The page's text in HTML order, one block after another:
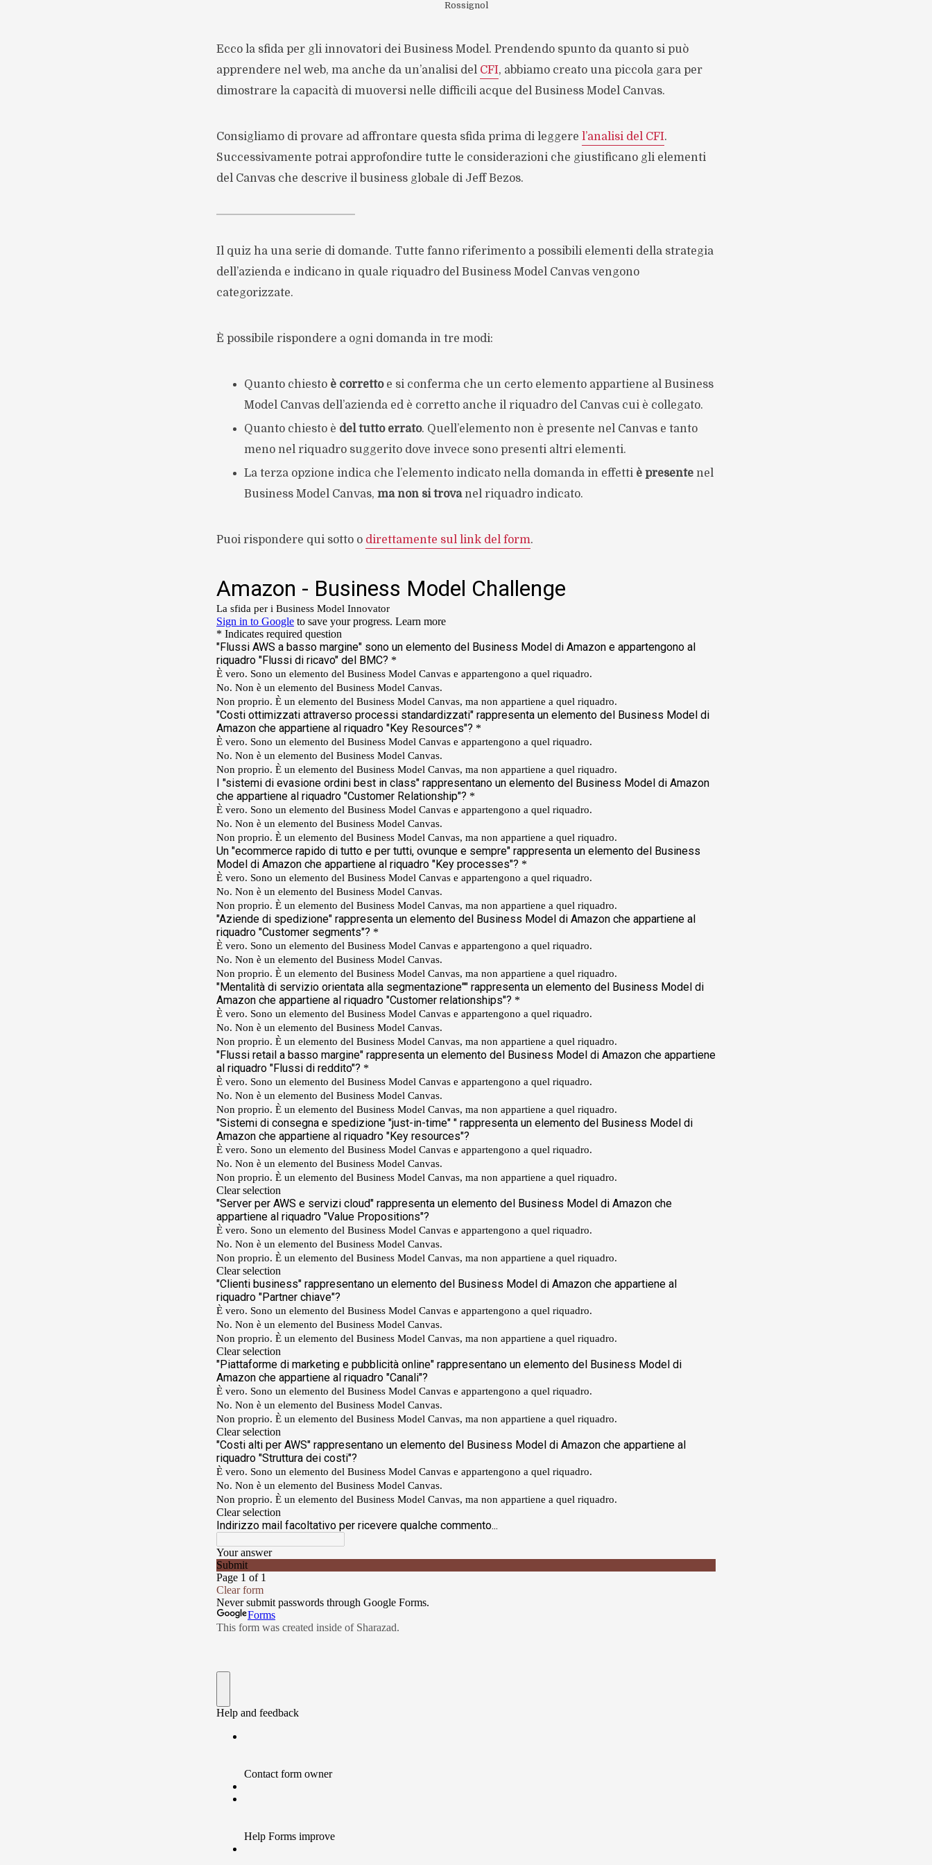
Rossignol
Ecco la sfida per gli innovatori dei Business Model. Prendendo spunto da quanto si può
apprendere nel web, ma anche da un’analisi del CFI, abbiamo creato una piccola gara per
dimostrare la capacità di muoversi nelle difficili acque del Business Model Canvas.
Consigliamo di provare ad affrontare questa sfida prima di leggere l’analisi del CFI.
Successivamente potrai approfondire tutte le considerazioni che giustificano gli elementi
del Canvas che descrive il business globale di Jeff Bezos.
Il quiz ha una serie di domande. Tutte fanno riferimento a possibili elementi della strategia
dell’azienda e indicano in quale riquadro del Business Model Canvas vengono
categorizzate.
È possibile rispondere a ogni domanda in tre modi:
Quanto chiesto è correttoe si conferma che un certo elemento appartiene al Business
Model Canvas dell’azienda ed è corretto anche il riquadro del Canvas cui è collegato.
Quanto chiesto è del tutto errato. Quell’elemento non è presente nel Canvas e tanto
meno nel riquadro suggerito dove invece sono presenti altri elementi.
La terza opzione indica che l’elemento indicato nella domanda in effetti è presente nel
Business Model Canvas, ma non si trovanel riquadro indicato.
Puoi rispondere qui sotto o direttamente sul link del form.